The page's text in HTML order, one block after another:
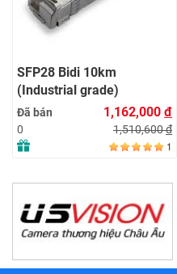
SFP28 Bidi 10km
(Industrial grade)
Đã bán
0
1,162,000 đ
1,510,600đ
1